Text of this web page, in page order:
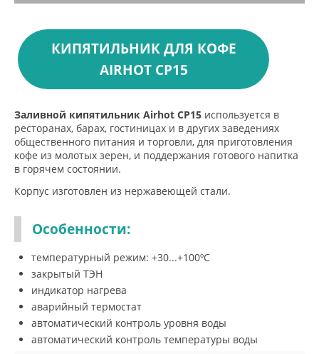
КИПЯТИЛЬНИК ДЛЯ КОФЕ
AIRHOT CP15
Заливной кипятильник Airhot CP15 используется в
ресторанах, барах, гостиницах и в других заведениях
общественного питания и торговли, для приготовления
кофе из молотых зерен, и поддержания готового напитка
в горячем состоянии.
Корпус изготовлен из нержавеющей стали.
Особенности:
температурный режим: +30...+100ºС
закрытый ТЭН
индикатор нагрева
аварийный термостат
автоматический контроль уровня воды
автоматический контроль температуры воды